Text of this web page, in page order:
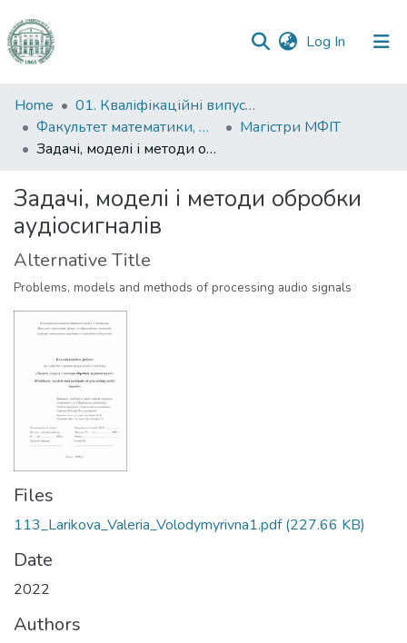
Log In (current)
Communities
&
Collections
Statistics
Home
01. Кваліфікаційні випускні роботи здобувачів вищої освіти
Факультет математики, фізики та інформаційних технологій
Магістри МФІТ
Задачі, моделі і методи обробки аудіосигналів
Задачі, моделі і методи обробки
аудіосигналів
Alternative Title
Problems, models and methods of processing audio signals
Files
113_Larikova_Valeria_Volodymyrivna1.pdf(227.66 KB)
Date
2022
Authors